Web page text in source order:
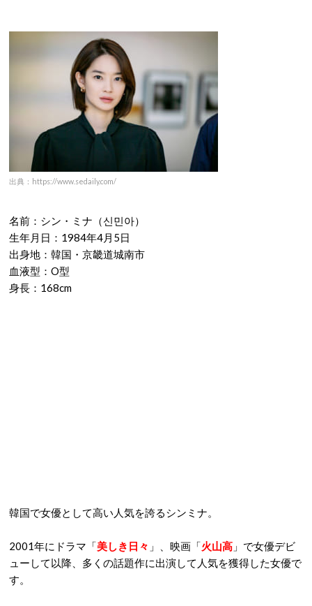
出典：https://www.sedaily.com/
名前：シン・ミナ（신민아）
生年月日：1984年4月5日
出身地：韓国・京畿道城南市
血液型：O型
身長：168cm
韓国で女優として高い人気を誇るシンミナ。
2001年にドラマ「美しき日々 」、映画「火山高 」で女優デビ
ューして以降、多くの話題作に出演して人気を獲得した女優で
す。